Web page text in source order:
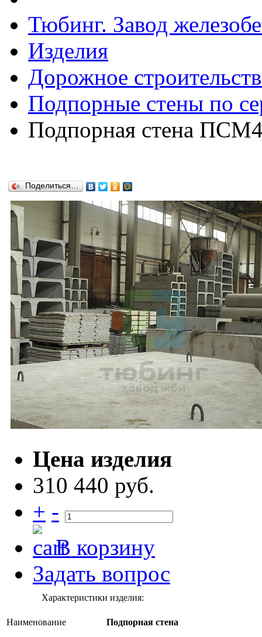
Тюбинг. Завод
Изделия
Дорожное
Подпорные стены по
Подпорная стена
Поделиться…
Цена изделия
310 440 руб.
+ -
В корзину
Задать вопрос
Характеристики изделия:
Наименование Подпорная стена